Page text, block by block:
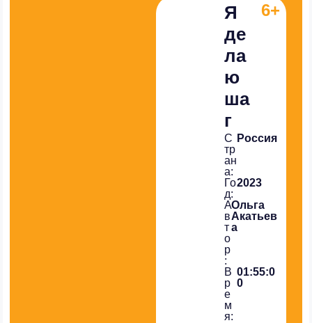
Я
де
ла
ю
ша
г
6+
С
тр
ан
а:
Россия
Го
д:
2023
А
в
т
о
р
:
Ольга
Акатьев
а
В
р
е
м
я:
01:55:0
0